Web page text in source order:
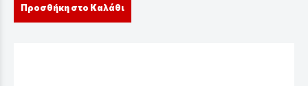
Προσθήκη στο Καλάθι